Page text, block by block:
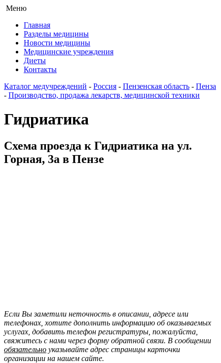
Меню
Главная
Разделы медицины
Новости медицины
Медицинские учреждения
Диеты
Контакты
Каталог медучреждений - Россия - Пензенская область - Пенза
- Производство, продажа лекарств, медицинской техники
Гидриатика
Схема проезда к Гидриатика на ул.
Горная, 3а в Пензе
Если Вы заметили неточность в описании, адресе или
телефонах, хотите дополнить информацию об оказываемых
услугах, добавить телефон регистратуры, пожалуйста,
свяжитесь с нами через форму обратной связи. В сообщении
обязательно указывайте адрес страницы карточки
организации на нашем сайте.